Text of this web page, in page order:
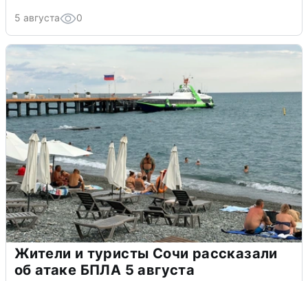
5 августа 0
Жители и туристы Сочи рассказали
об атаке БПЛА 5 августа